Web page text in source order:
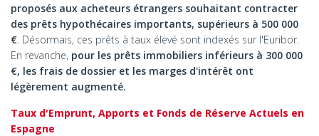
proposés aux acheteurs étrangers souhaitant contracter
des prêts hypothécaires importants, supérieurs à 500 000
€. Désormais, ces prêts à taux élevé sont indexés sur l'Euribor.
En revanche, pour les prêts immobiliers inférieurs à 300 000
€, les frais de dossier et les marges d'intérêt ont
légèrement augmenté.
Taux d'Emprunt, Apports et Fonds de Réserve Actuels en
Espagne